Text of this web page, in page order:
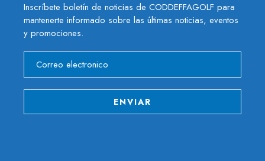
Inscríbete boletín de noticias de CODDEFFAGOLF para
mantenerte informado sobre las últimas noticias, eventos
y promociones.